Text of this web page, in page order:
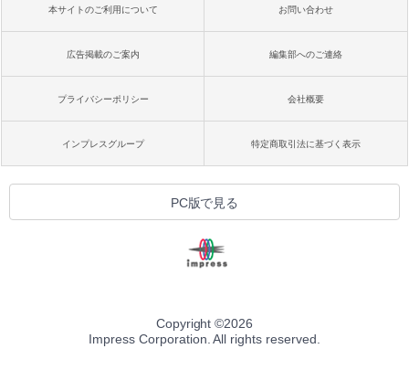
本サイトのご利用について お問い合わせ
広告掲載のご案内 編集部へのご連絡
プライバシーポリシー 会社概要
インプレスグループ 特定商取引法に基づく表示
PC版で見る
Copyright ©2026
Impress Corporation. All rights reserved.